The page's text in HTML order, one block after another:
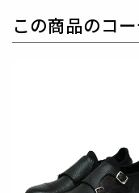
センタープレス入
ットのスラックス
表地 : ポリエステ
4%
この商品のコ